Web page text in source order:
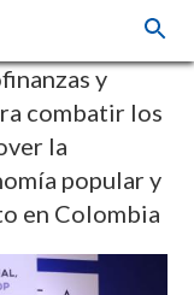
y
combatir los
la
popular y
en Colombia